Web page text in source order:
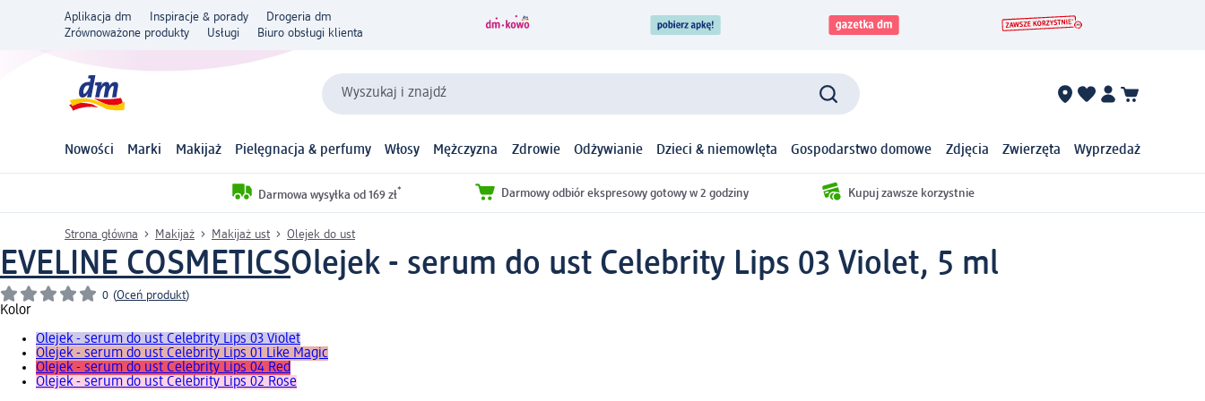
Aplikacja dm Inspiracje & porady
Drogeria dm
Zrównoważone produkty
Usługi Biuro obsługi klienta
Wyszukaj i znajdź
Nowości Marki Makijaż Pielęgnacja & perfumy Włosy Mężczyzna Zdrowie Odżywianie Dzieci & niemowlęta Gospodarstwo domowe Zdjęcia Zwierzęta Wyprzedaż
Darmowa wysyłka od 169 zł* Darmowy odbiór ekspresowy gotowy w 2 godziny Kupuj zawsze korzystnie
Strona główna Makijaż Makijaż ust Olejek do ust
EVELINE COSMETICSOlejek - serum do ust Celebrity Lips 03 Violet, 5 ml
0 (Oceń produkt)
Kolor
Olejek - serum do ust Celebrity Lips 03 Violet
Olejek - serum do ust Celebrity Lips 01 Like Magic
Olejek - serum do ust Celebrity Lips 04 Red
Olejek - serum do ust Celebrity Lips 02 Rose